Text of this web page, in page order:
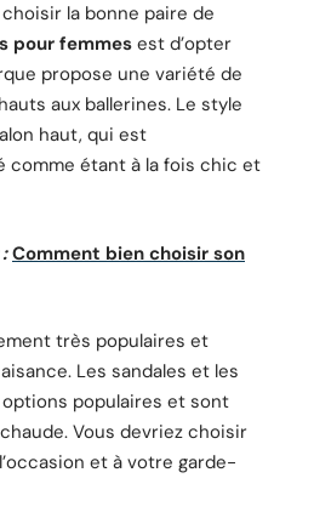
la bonne paire de
pour femmes est d’opter
propose une variété de
aux ballerines. Le style
haut, qui est
comme étant à la fois chic et
Comment bien choisir son
très populaires et
Les sandales et les
populaires et sont
Vous devriez choisir
et à votre garde-